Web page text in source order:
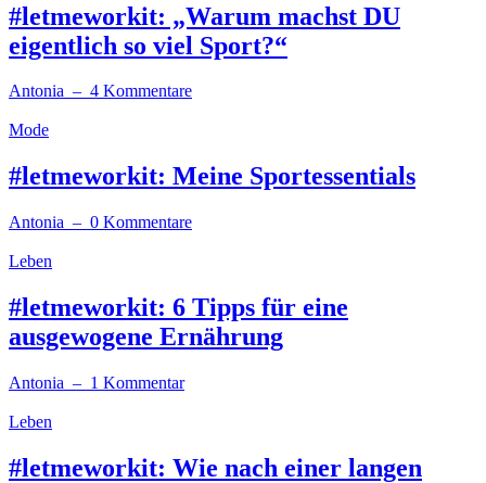
#letmeworkit: „Warum machst DU
eigentlich so viel Sport?“
Antonia – 4 Kommentare
Mode
#letmeworkit: Meine Sportessentials
Antonia – 0 Kommentare
Leben
#letmeworkit: 6 Tipps für eine
ausgewogene Ernährung
Antonia – 1 Kommentar
Leben
#letmeworkit: Wie nach einer langen